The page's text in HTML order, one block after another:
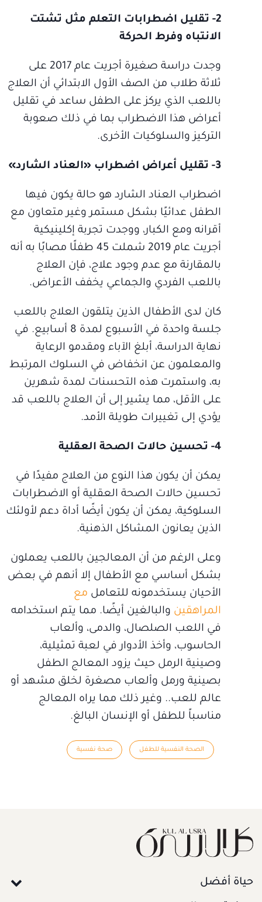
2- تقليل اضطرابات التعلم مثل تشتت
الانتباه وفرط الحركة
وجدت دراسة صغيرة أجريت عام 2017 على
ثلاثة طلاب من الصف الأول الابتدائي أن العلاج
باللعب الذي يركز على الطفل ساعد في تقليل
أعراض هذا الاضطراب بما في ذلك صعوبة
التركيز والسلوكيات الأخرى.
3- تقليل أعراض اضطراب «العناد الشارد»
اضطراب العناد الشارد هو حالة يكون فيها
الطفل عدائيًا بشكل مستمر وغير متعاون مع
أقرانه ومع الكبار، ووجدت تجربة إكلينيكية
أجريت عام 2019 شملت 45 طفلًا مصابًا به أنه
بالمقارنة مع عدم وجود علاج، فإن العلاج
باللعب الفردي والجماعي يخفف الأعراض.
كان لدى الأطفال الذين يتلقون العلاج باللعب
جلسة واحدة في الأسبوع لمدة 8 أسابيع. في
نهاية الدراسة، أبلغ الآباء ومقدمو الرعاية
والمعلمون عن انخفاض في السلوك المرتبط
به، واستمرت هذه التحسنات لمدة شهرين
على الأقل، مما يشير إلى أن العلاج باللعب قد
يؤدي إلى تغييرات طويلة الأمد.
4- تحسين حالات الصحة العقلية
يمكن أن يكون هذا النوع من العلاج مفيدًا في
تحسين حالات الصحة العقلية أو الاضطرابات
السلوكية، يمكن أن يكون أيضًا أداة دعم لأولئك
الذين يعانون المشاكل الذهنية.
وعلى الرغم من أن المعالجين باللعب يعملون
بشكل أساسي مع الأطفال إلا أنهم في بعض
الأحيان يستخدمونه للتعامل مع
المراهقين والبالغين أيضًا. مما يتم استخدامه
في اللعب الصلصال، والدمى، وألعاب
الحاسوب، وأخذ الأدوار في لعبة تمثيلية،
وصينية الرمل حيث يزود المعالج الطفل
بصينية ورمل وألعاب مصغرة لخلق مشهد أو
عالم للعب.. وغير ذلك مما يراه المعالج
مناسباً للطفل أو الإنسان البالغ.
الصحة النفسية للطفل صحة نفسية
حياة أفضل